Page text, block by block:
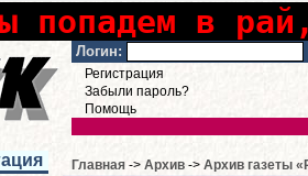
попадем в
Логин:
Регистрация
Забыли пароль?
Помощь
Главная -> Архив -> Архив газеты